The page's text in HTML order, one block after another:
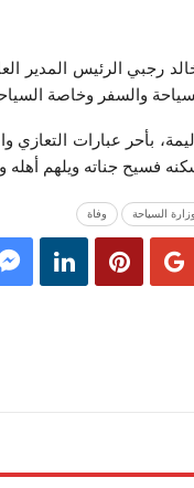
والسفر وخاصة
بأحر عبارات
فسيح جناته ويلهم
وزارة السياحة وفاة